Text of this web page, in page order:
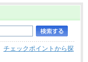
チェックポイントから探